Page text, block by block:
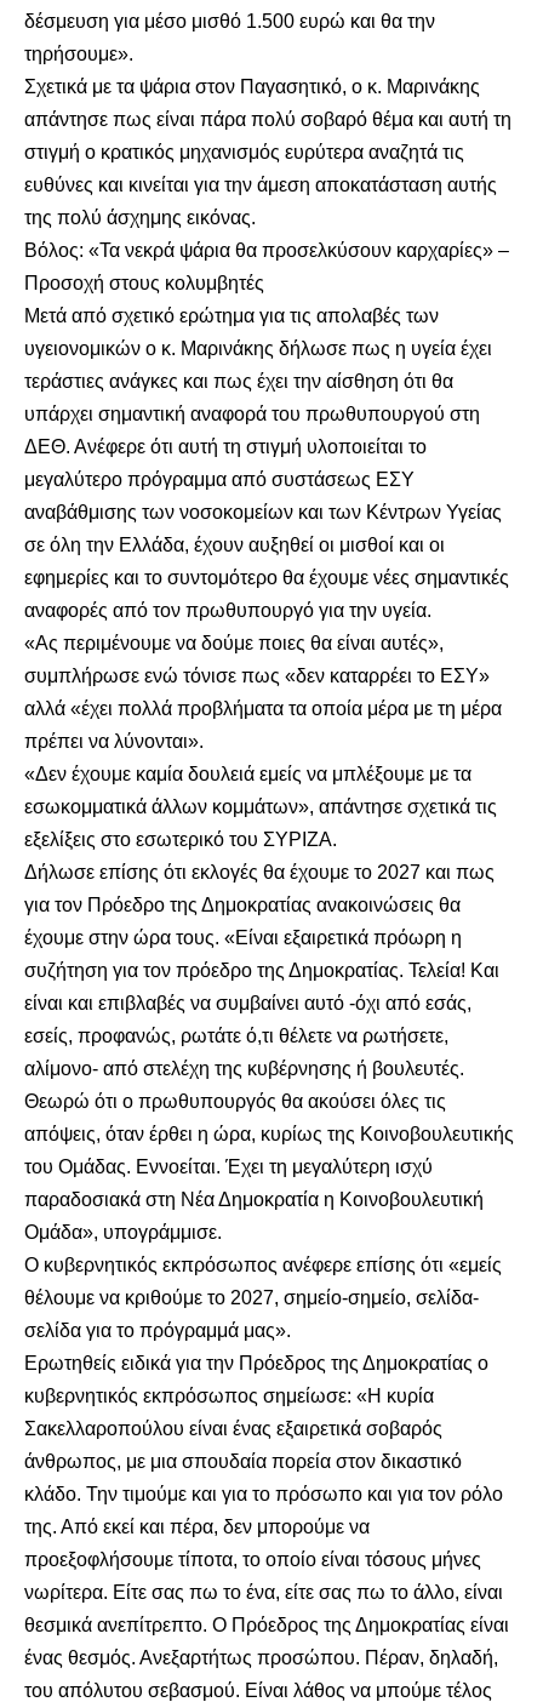
δέσμευση για μέσο μισθό 1.500 ευρώ και θα την
τηρήσουμε».
Σχετικά με τα ψάρια στον Παγασητικό, ο κ. Μαρινάκης
απάντησε πως είναι πάρα πολύ σοβαρό θέμα και αυτή τη
στιγμή ο κρατικός μηχανισμός ευρύτερα αναζητά τις
ευθύνες και κινείται για την άμεση αποκατάσταση αυτής
της πολύ άσχημης εικόνας.
Βόλος: «Τα νεκρά ψάρια θα προσελκύσουν καρχαρίες» –
Προσοχή στους κολυμβητές
Μετά από σχετικό ερώτημα για τις απολαβές των
υγειονομικών ο κ. Μαρινάκης δήλωσε πως η υγεία έχει
τεράστιες ανάγκες και πως έχει την αίσθηση ότι θα
υπάρχει σημαντική αναφορά του πρωθυπουργού στη
ΔΕΘ. Ανέφερε ότι αυτή τη στιγμή υλοποιείται το
μεγαλύτερο πρόγραμμα από συστάσεως ΕΣΥ
αναβάθμισης των νοσοκομείων και των Κέντρων Υγείας
σε όλη την Ελλάδα, έχουν αυξηθεί οι μισθοί και οι
εφημερίες και το συντομότερο θα έχουμε νέες σημαντικές
αναφορές από τον πρωθυπουργό για την υγεία.
«Ας περιμένουμε να δούμε ποιες θα είναι αυτές»,
συμπλήρωσε ενώ τόνισε πως «δεν καταρρέει το ΕΣΥ»
αλλά «έχει πολλά προβλήματα τα οποία μέρα με τη μέρα
πρέπει να λύνονται».
«Δεν έχουμε καμία δουλειά εμείς να μπλέξουμε με τα
εσωκομματικά άλλων κομμάτων», απάντησε σχετικά τις
εξελίξεις στο εσωτερικό του ΣΥΡΙΖΑ.
Δήλωσε επίσης ότι εκλογές θα έχουμε το 2027 και πως
για τον Πρόεδρο της Δημοκρατίας ανακοινώσεις θα
έχουμε στην ώρα τους. «Είναι εξαιρετικά πρόωρη η
συζήτηση για τον πρόεδρο της Δημοκρατίας. Τελεία! Και
είναι και επιβλαβές να συμβαίνει αυτό -όχι από εσάς,
εσείς, προφανώς, ρωτάτε ό,τι θέλετε να ρωτήσετε,
αλίμονο- από στελέχη της κυβέρνησης ή βουλευτές.
Θεωρώ ότι ο πρωθυπουργός θα ακούσει όλες τις
απόψεις, όταν έρθει η ώρα, κυρίως της Κοινοβουλευτικής
του Ομάδας. Εννοείται. Έχει τη μεγαλύτερη ισχύ
παραδοσιακά στη Νέα Δημοκρατία η Κοινοβουλευτική
Ομάδα», υπογράμμισε.
Ο κυβερνητικός εκπρόσωπος ανέφερε επίσης ότι «εμείς
θέλουμε να κριθούμε το 2027, σημείο-σημείο, σελίδα-
σελίδα για το πρόγραμμά μας».
Ερωτηθείς ειδικά για την Πρόεδρος της Δημοκρατίας ο
κυβερνητικός εκπρόσωπος σημείωσε: «Η κυρία
Σακελλαροπούλου είναι ένας εξαιρετικά σοβαρός
άνθρωπος, με μια σπουδαία πορεία στον δικαστικό
κλάδο. Την τιμούμε και για το πρόσωπο και για τον ρόλο
της. Από εκεί και πέρα, δεν μπορούμε να
προεξοφλήσουμε τίποτα, το οποίο είναι τόσους μήνες
νωρίτερα. Είτε σας πω το ένα, είτε σας πω το άλλο, είναι
θεσμικά ανεπίτρεπτο. Ο Πρόεδρος της Δημοκρατίας είναι
ένας θεσμός. Ανεξαρτήτως προσώπου. Πέραν, δηλαδή,
του απόλυτου σεβασμού. Είναι λάθος να μπούμε τέλος